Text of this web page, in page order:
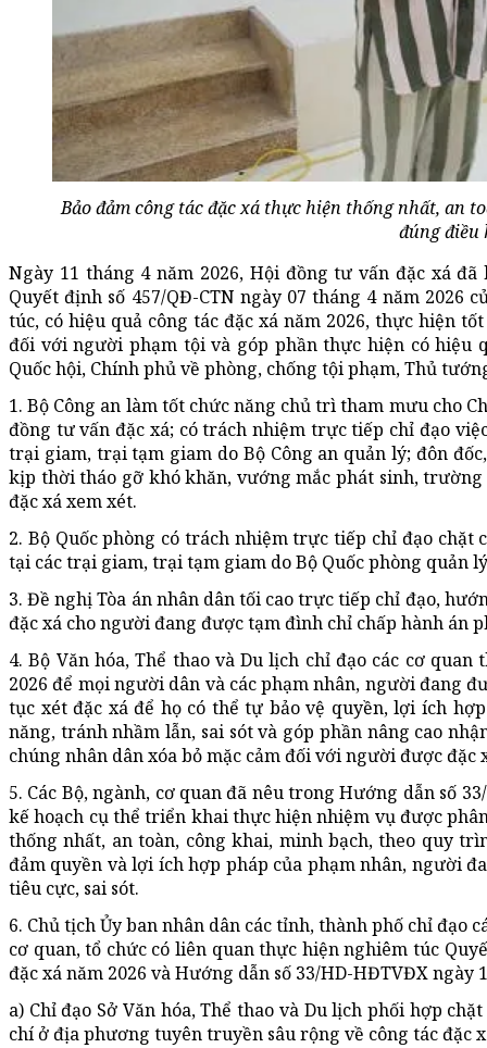
Bảo đảm công tác đặc xá thực hiện thống nhất, an
đúng điều
Ngày 11 tháng 4 năm 2026, Hội đồng tư vấn đặc xá
Quyết định số 457/QĐ-CTN ngày 07 tháng 4 năm
túc, có hiệu quả công tác đặc xá năm 2026, thực hiện
đối với người phạm tội và góp phần thực hiện có hiệu
Quốc hội, Chính phủ về phòng, chống tội phạm, Thủ
1. Bộ Công an làm tốt chức năng chủ trì tham mưu cho
đồng tư vấn đặc xá; có trách nhiệm trực tiếp chỉ đạo
trại giam, trại tạm giam do Bộ Công an quản lý; đôn
kịp thời tháo gỡ khó khăn, vướng mắc phát sinh,
đặc xá xem xét.
2. Bộ Quốc phòng có trách nhiệm trực tiếp chỉ đạo
tại các trại giam, trại tạm giam do Bộ Quốc phòng quản
3. Đề nghị Tòa án nhân dân tối cao trực tiếp chỉ đạo,
đặc xá cho người đang được tạm đình chỉ chấp hành án
4. Bộ Văn hóa, Thể thao và Du lịch chỉ đạo các cơ
2026 để mọi người dân và các phạm nhân, người đang
tục xét đặc xá để họ có thể tự bảo vệ quyền, lợi ích
năng, tránh nhầm lẫn, sai sót và góp phần nâng cao
chúng nhân dân xóa bỏ mặc cảm đối với người được
5. Các Bộ, ngành, cơ quan đã nêu trong Hướng dẫn số
kế hoạch cụ thể triển khai thực hiện nhiệm vụ được
thống nhất, an toàn, công khai, minh bạch, theo quy
đảm quyền và lợi ích hợp pháp của phạm nhân, người
tiêu cực, sai sót.
6. Chủ tịch Ủy ban nhân dân các tỉnh, thành phố chỉ đạo
cơ quan, tổ chức có liên quan thực hiện nghiêm túc
đặc xá năm 2026 và Hướng dẫn số 33/HD-HĐTVĐX ngày
a) Chỉ đạo Sở Văn hóa, Thể thao và Du lịch phối hợp
chí ở địa phương tuyên truyền sâu rộng về công tác